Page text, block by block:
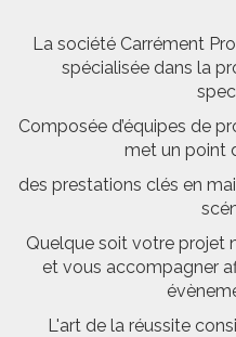
La société Carrément
spécialisée dans la
Composée d’équipes de
met un point
des prestations clés en
Quelque soit votre projet
et vous accompagner
L'art de la réussite